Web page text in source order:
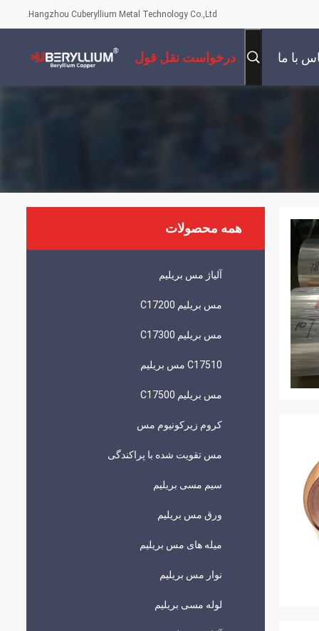
Hangzhou Cuberyllium Metal Technology Co.,Ltd.
با ما درخواست نقل قول
همه محصولات
آلیاژ مس بریلیم
مس بریلیم C17200
مس بریلیم C17300
C17510 مس بریلیم
مس بریلیم C17500
کروم زیرکونیوم مس
مس تقویت شده با پراکندگی
سیم مسی بریلیم
ورق مس بریلیم
میله های مس بریلیم
نوار مس بریلیم
لوله مسی بریلیم